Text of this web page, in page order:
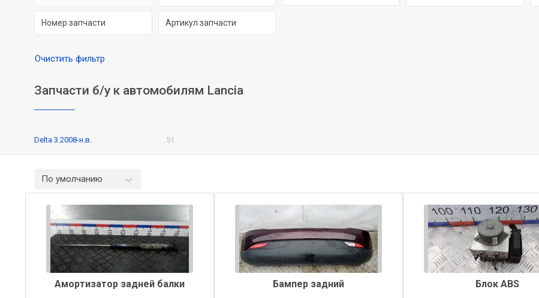
Очистить фильтр
Запчасти б/у к автомобилям Lancia
Delta 3 2008-н.в. 51
По умолчанию
Амортизатор задней балки Бампер задний Блок ABS